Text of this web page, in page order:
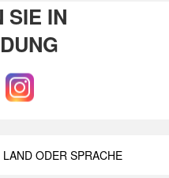
SIE IN
ODER SPRACHE